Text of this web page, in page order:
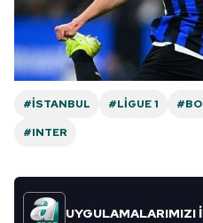
reklam/pazarlama
sınırlı olarak açık rızanız
Çerezlere ilişkin tercihlerinizi
vasıtasıyla belirleyebilirsiniz.
Metnimizi
6698 sayılı Kişisel Verilerin
hazırlanmış Aydınlatma
#İSTANBUL #LIGUE 1
#INTER
UYGULAMALARIMIZI